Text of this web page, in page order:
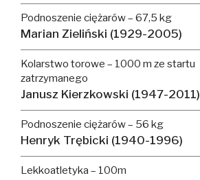
Podnoszenie ciężarów – 67,5 kg
Marian Zieliński (1929-2005)
Kolarstwo torowe – 1000 m ze startu
zatrzymanego
Janusz Kierzkowski (1947-2011)
Podnoszenie ciężarów – 56 kg
Henryk Trębicki (1940-1996)
Lekkoatletyka – 100m